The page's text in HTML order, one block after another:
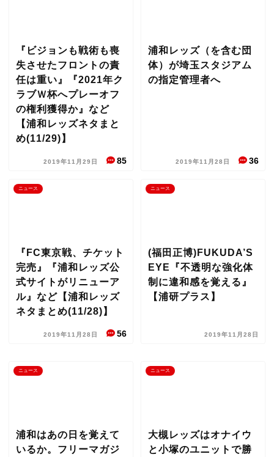
『ビジョンも戦術も喪
失させたフロントの責
任は重い』『2021年ク
ラブＷ杯へプレーオフ
の権利獲得か』など
【浦和レッズネタまと
め(11/29)】
2019年11月29日 85
浦和レッズ（を含む団
体）が埼玉スタジアム
の指定管理者へ
2019年11月28日 36
ニュース
『FC東京戦、チケット
完売』『浦和レッズ公
式サイトがリニューア
ル』など【浦和レッズ
ネタまとめ(11/28)】
2019年11月28日 56
ニュース
(福田正博)FUKUDA’S
EYE『不透明な強化体
制に違和感を覚える』
【浦研プラス】
2019年11月28日
ニュース
浦和はあの日を覚えて
いるか。フリーマガジ
ニュース
大槻レッズはオナイウ
と小塚のユニットで勝